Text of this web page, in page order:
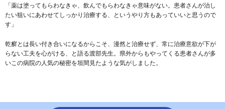
「薬は塗ってもらわなきゃ、飲んでもらわなきゃ意味がない。患者さんが治し
たい狙いにあわせてしっかり治療する、というやり方もあっていいと思うので
す」
乾癬とは長い付き合いになるからこそ、漫然と治療せず、常に治療意欲が下が
らない工夫を心がける、と語る渡部先生。県外からもやってくる患者さんが多
いこの病院の人気の秘密を垣間見たような気がしました。